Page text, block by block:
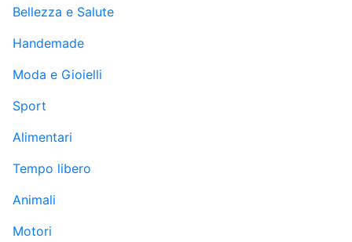
Bellezza e Salute
Handemade
Moda e Gioielli
Sport
Alimentari
Tempo libero
Animali
Motori